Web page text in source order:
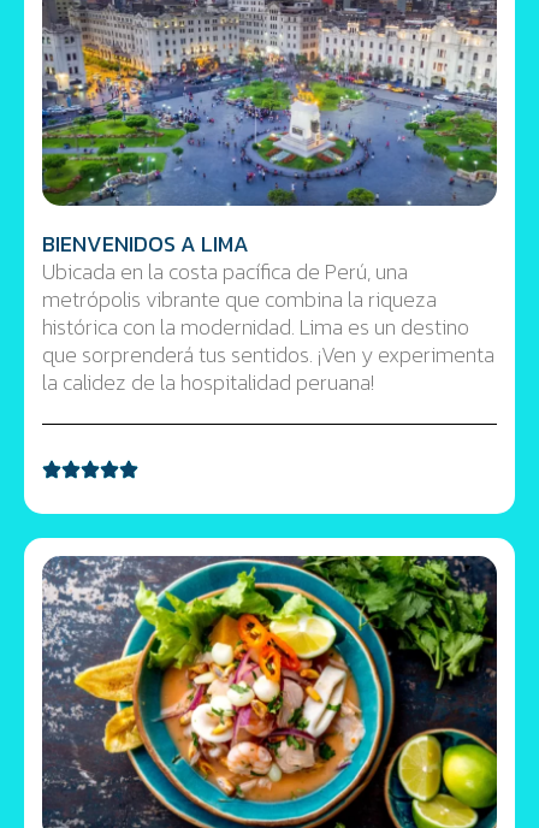
BIENVENIDOS A LIMA
Ubicada en la costa pacífica de Perú, una
metrópolis vibrante que combina la riqueza
histórica con la modernidad. Lima es un destino
que sorprenderá tus sentidos. ¡Ven y experimenta
la calidez de la hospitalidad peruana!